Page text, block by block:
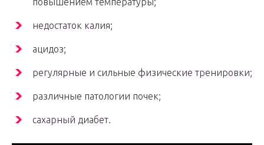
недостаток калия;
ацидоз;
регулярные и сильные физические тренировки;
различные патологии почек;
сахарный диабет.